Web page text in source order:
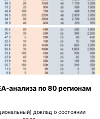
анализа по 80 регионам
доклад о состоянии